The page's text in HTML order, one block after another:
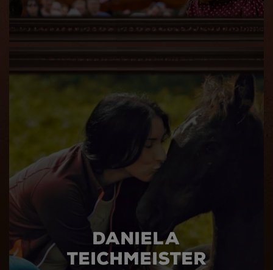
Daniela
Teichmeister